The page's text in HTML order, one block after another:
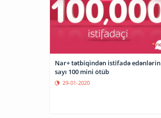
Nar+ tətbiqindən istifadə edənlərin
sayı 100 mini ötüb
29-01-2020